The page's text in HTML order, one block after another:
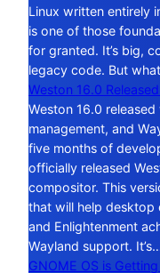
Linux written entirely
is one of those
for granted. It’s big,
legacy code. But
Weston 16.0
Weston 16.0
management, and
five months of
officially released
compositor. This
that will help desktop
and Enlightenment
Wayland support.
GNOME OS is Getting